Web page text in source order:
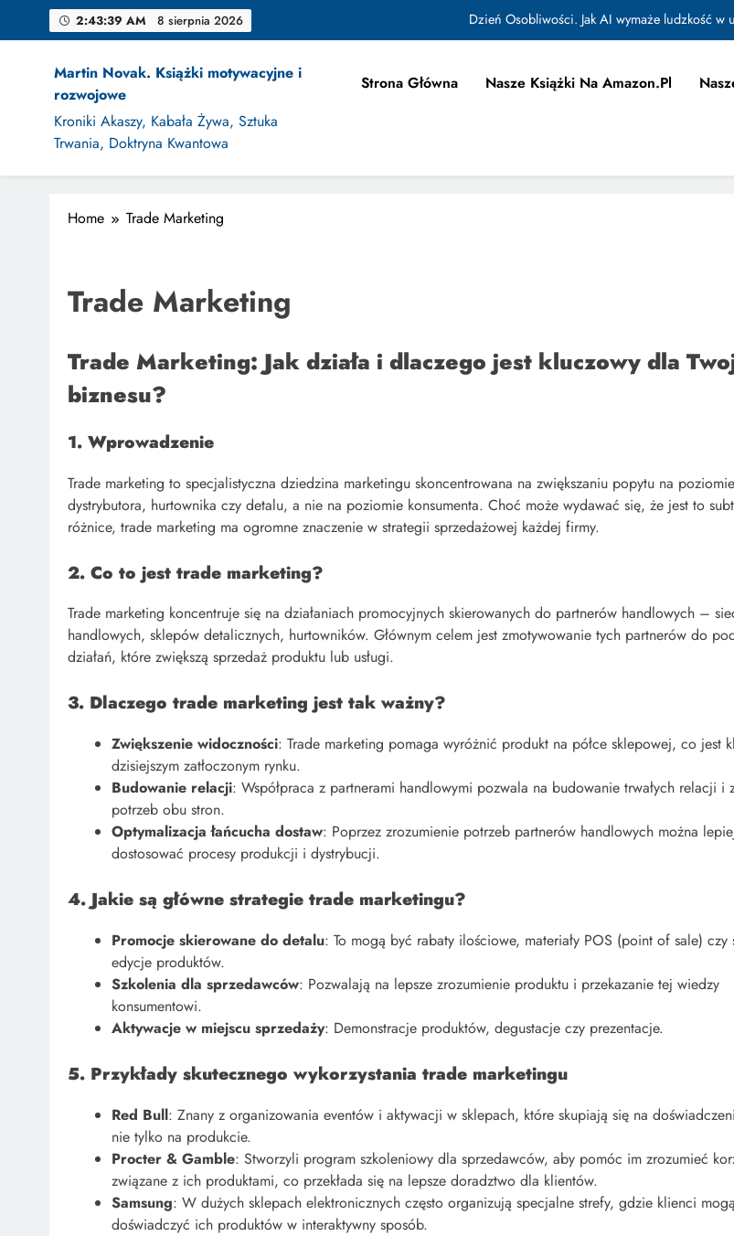
2:43:40 AM 8 sierpnia 2026
Dzień Osobliwości. Jak AI wymaże ludzkość w
Jak Projektować i Aktywować Myślokształty dla Osiągania Celów w
Dzień Osobliwości. Jak AI wymaże ludzkość w
Martin Novak. Książki motywacyjne i
rozwojowe
Kroniki Akaszy, Kabała Żywa, Sztuka
Trwania, Doktryna Kwantowa
Strona Główna Nasze Książki Na Amazon.pl
Home Trade Marketing
Trade Marketing
Trade Marketing: Jak działa i dlaczego jest kluczowy dla
biznesu?
1. Wprowadzenie
Trade marketing to specjalistyczna dziedzina marketingu skoncentrowana na zwiększaniu popytu na poziomie
dystrybutora, hurtownika czy detalu, a nie na poziomie konsumenta. Choć może wydawać się, że jest to
różnice, trade marketing ma ogromne znaczenie w strategii sprzedażowej każdej firmy.
2. Co to jest trade marketing?
Trade marketing koncentruje się na działaniach promocyjnych skierowanych do partnerów handlowych –
handlowych, sklepów detalicznych, hurtowników. Głównym celem jest zmotywowanie tych partnerów do
działań, które zwiększą sprzedaż produktu lub usługi.
3. Dlaczego trade marketing jest tak ważny?
Zwiększenie widoczności: Trade marketing pomaga wyróżnić produkt na półce sklepowej, co jest
dzisiejszym zatłoczonym rynku.
Budowanie relacji: Współpraca z partnerami handlowymi pozwala na budowanie trwałych relacji i
potrzeb obu stron.
Optymalizacja łańcucha dostaw: Poprzez zrozumienie potrzeb partnerów handlowych można
dostosować procesy produkcji i dystrybucji.
4. Jakie są główne strategie trade marketingu?
Promocje skierowane do detalu: To mogą być rabaty ilościowe, materiały POS (point of sale) czy
edycje produktów.
Szkolenia dla sprzedawców: Pozwalają na lepsze zrozumienie produktu i przekazanie tej wiedzy
konsumentowi.
Aktywacje w miejscu sprzedaży: Demonstracje produktów, degustacje czy prezentacje.
5. Przykłady skutecznego wykorzystania trade marketingu
Red Bull: Znany z organizowania eventów i aktywacji w sklepach, które skupiają się na
nie tylko na produkcie.
Procter & Gamble: Stworzyli program szkoleniowy dla sprzedawców, aby pomóc im zrozumieć
związane z ich produktami, co przekłada się na lepsze doradztwo dla klientów.
Samsung: W dużych sklepach elektronicznych często organizują specjalne strefy, gdzie klienci mogą
doświadczyć ich produktów w interaktywny sposób.